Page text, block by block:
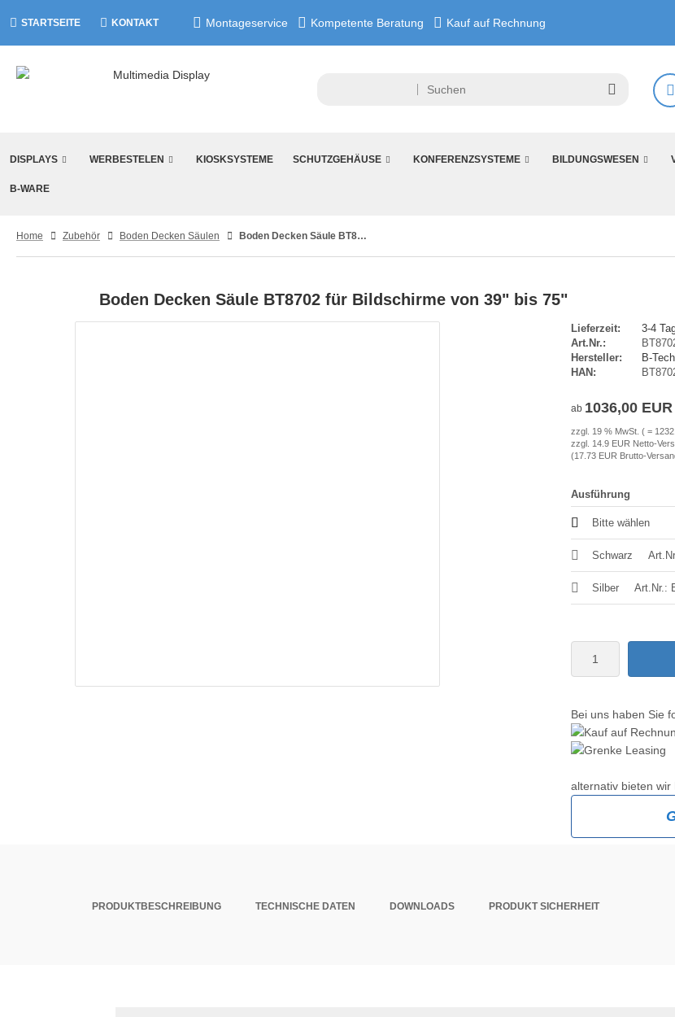
STARTSEITE KONTAKT Montageservice Kompetente Beratung Kauf auf Rechnung
DISPLAYS WERBESTELEN KIOSKSYSTEME SCHUTZGEHÄUSE KONFERENZSYSTEME BILDUNGSWESEN
B-WARE
Home Zubehör Boden Decken Säulen Boden Decken Säule BT8702 für Bildschirme von 39 bis 75
Boden Decken Säule BT8702 für Bildschirme von 39" bis 75"
Lieferzeit:
3-4
Art.Nr.:
Hersteller:
B-Tech
HAN:
ab 1036,00 EUR
zzgl. 19 % MwSt. ( =
zzgl. 14.9 EUR Netto-
(17.73 EUR Brutto-
Ausführung
Bitte wählen
Schwarz
Silber Art.Nr.:
Bei uns haben Sie
alternativ bieten wir
PRODUKTBESCHREIBUNG TECHNISCHE DATEN DOWNLOADS PRODUKT SICHERHEIT